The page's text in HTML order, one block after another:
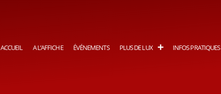
ACCUEIL A L’AFFICHE ÉVÉNEMENTS PLUS DE LUX INFOS PRATIQUES